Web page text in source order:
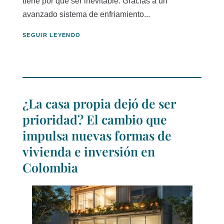
avanzado sistema de enfriamiento...
SEGUIR LEYENDO
¿La casa propia dejó de ser
prioridad? El cambio que
impulsa nuevas formas de
vivienda e inversión en
Colombia